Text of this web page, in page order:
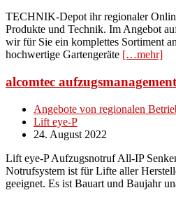
TECHNIK-Depot ihr regionaler
Produkte und Technik. Im Angebot
wir für Sie ein komplettes Sortiment
hochwertige Gartengeräte […mehr]
alcomtec
Angebote von regionalen
Lift eye-P
24. August 2022
Lift eye-P Aufzugsnotruf All-IP
Notrufsystem ist für Lifte aller
geeignet. Es ist Bauart und Baujahr